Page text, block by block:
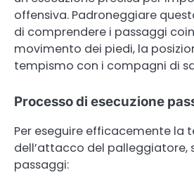
offensiva. Padroneggiare
di comprendere i passaggi
movimento dei piedi, la
tempismo con i compagni di
Processo di esecuzione
Per eseguire efficacemente la
dell’attacco del palleggiatore,
passaggi: